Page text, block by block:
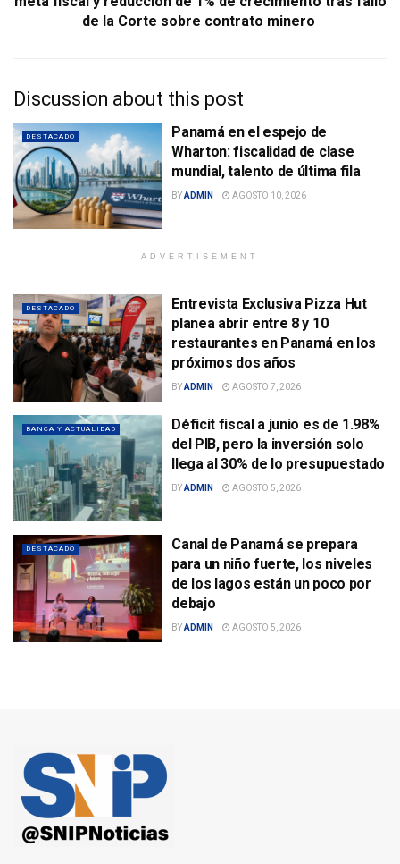
de la Corte sobre contrato minero
Discussion about this post
DESTACADO
Panamá en el espejo de
Wharton: fiscalidad de clase
mundial, talento de última fila
BYADMIN AGOSTO 10, 2026
ADVERTISEMENT
DESTACADO
Entrevista Exclusiva Pizza Hut
planea abrir entre 8 y 10
restaurantes en Panamá en los
próximos dos años
BYADMIN AGOSTO 7, 2026
BANCA Y ACTUALIDAD
Déficit fiscal a junio es de 1.98%
del PIB, pero la inversión solo
llega al 30% de lo presupuestado
BYADMIN AGOSTO 5, 2026
DESTACADO
Canal de Panamá se prepara
para un niño fuerte, los niveles
de los lagos están un poco por
debajo
BYADMIN AGOSTO 5, 2026